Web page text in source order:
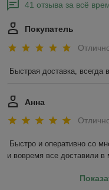
41 отзыва за всё
Покупатель
Быстрая доставка, всегда
Анна
Быстро и оперативно со
и вовремя все доставили в